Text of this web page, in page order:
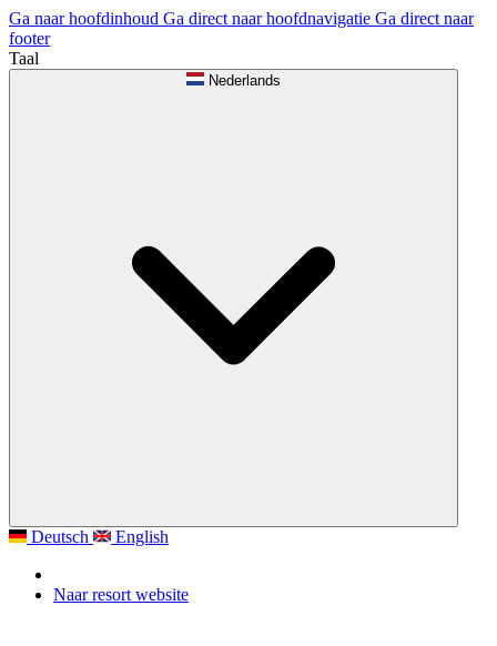
Ga naar hoofdinhoud Ga direct naar hoofdnavigatie Ga direct naar
footer
Taal
Nederlands
Deutsch English
Naar resort website